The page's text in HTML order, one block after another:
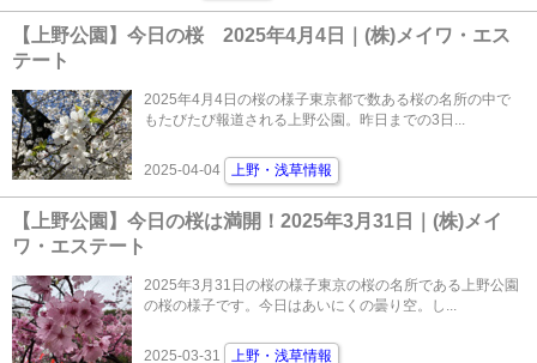
【上野公園】今日の桜 2025年4月4日｜(株)メイワ・エス
テート
2025年4月4日の桜の様子東京都で数ある桜の名所の中で
もたびたび報道される上野公園。昨日までの3日...
2025-04-04 上野・浅草情報
【上野公園】今日の桜は満開！2025年3月31日｜(株)メイ
ワ・エステート
2025年3月31日の桜の様子東京の桜の名所である上野公園
の桜の様子です。今日はあいにくの曇り空。し...
2025-03-31 上野・浅草情報